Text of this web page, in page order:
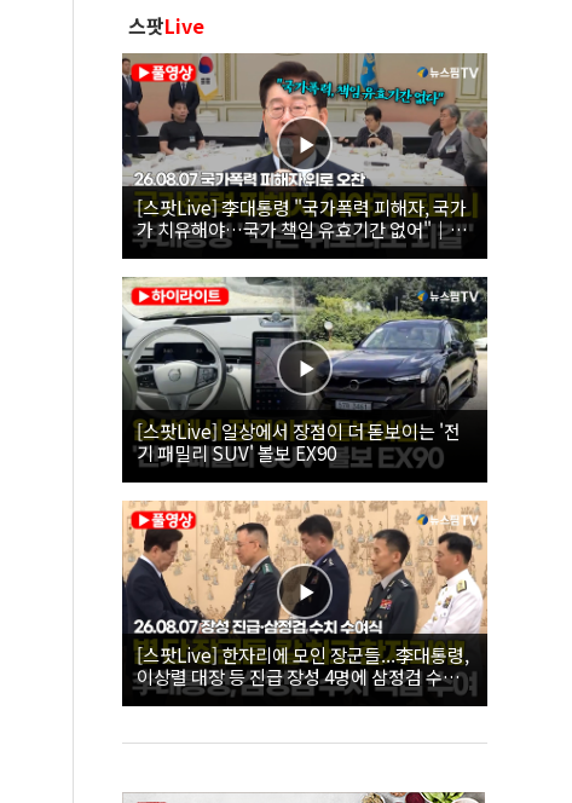
스팟Live
[스팟Live] 李대통령 "국가폭력 피해자, 국가
가 치유해야…국가 책임 유효기간 없어"｜
26.08.07 국가폭력 피해자 위로 오찬
[스팟Live] 일상에서 장점이 더 돋보이는 '전
기 패밀리 SUV' 볼보 EX90
[스팟Live] 한자리에 모인 장군들...李대통령,
이상렬 대장 등 진급 장성 4명에 삼정검 수치
직접 수여｜26.08.07 장성 진급·삼정검 수치